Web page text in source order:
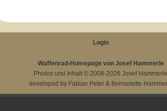
Login
Waffenrad-Homepage von Josef Hammerle
Photos und Inhalt © 2008-2026 Josef Hammerle
developed by Fabian Peter& Bernadette